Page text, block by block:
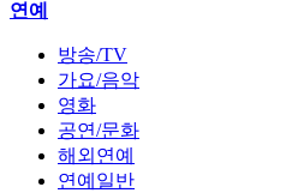
연예
방송/TV
가요/음악
영화
공연/문화
해외연예
연예일반